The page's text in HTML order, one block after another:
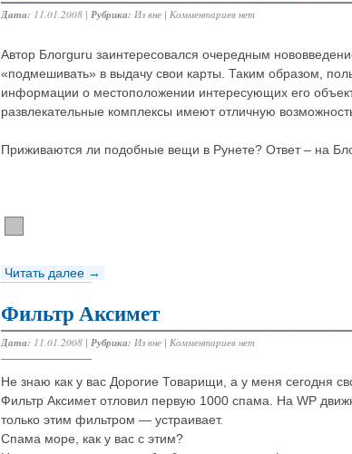
Дата: 11.01.2008 | Рубрика: Из вне | Комментариев нет
Автор Блогguru заинтересовался очередным
«подмешивать» в выдачу свои карты. Таким образом,
информации о местоположении интересующих его
развлекательные комплексы имеют отличную
Приживаются ли подобные вещи в Рунете? Ответ – на
Читать далее →
Фильтр Аксимет
Дата: 11.01.2008 | Рубрика: Из вне | Комментариев нет
Не знаю как у вас Дорогие Товарищи, а у меня сегодня
Фильтр Аксимет отловил первую 1000 спама. На WP
только этим фильтром — устраивает.
Спама море, как у вас с этим?